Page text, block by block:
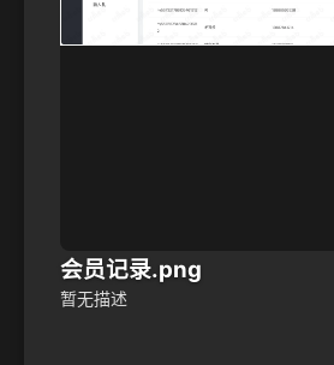
会员记录.png
暂无描述